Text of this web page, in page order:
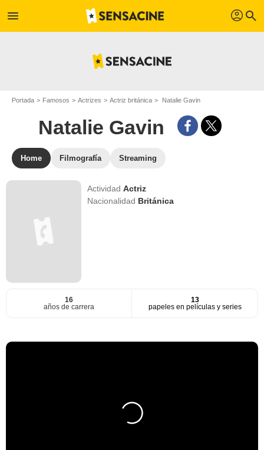
menu profil search
Portada Famosos Actrizes Actriz británica Natalie Gavin
Natalie Gavin
Home Filmografía Streaming
ActividadActriz
Nacionalidad Británica
16
años de carrera
13
papeles en películas y series